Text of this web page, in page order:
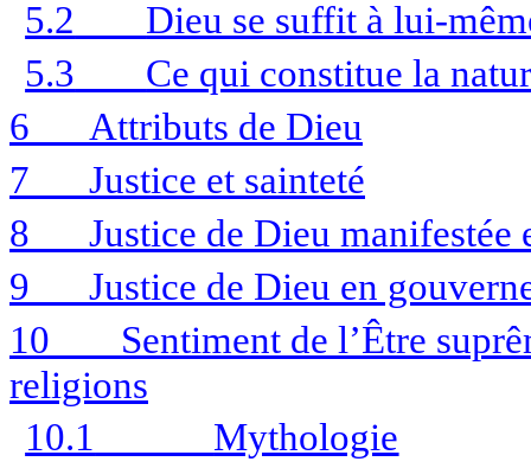
5.2
Dieu se suffit à lui-
5.3
Ce qui constitue la
6
Attributs de Dieu
7
Justice et sainteté
8
Justice de Dieu manifestée
9
Justice de Dieu en
10
Sentiment de l’Être
religions
10.1
Mythologie